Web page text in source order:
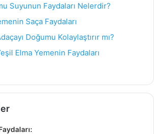
Suyunun Faydaları Nelerdir?
Saça Faydaları
Doğumu Kolaylaştırır mı?
Elma Yemenin Faydaları